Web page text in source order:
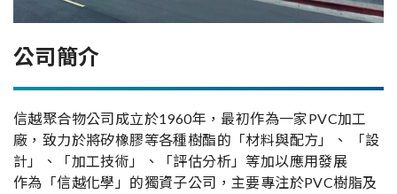
公司簡介
信越聚合物公司成立於1960年，最初作為一家PVC加工
廠，致力於將矽橡膠等各種樹酯的「材料與配方」、 「設
計」、「加工技術」、「評估分析」等加以應用發展
作為「信越化學」的獨資子公司，主要專注於PVC樹脂及